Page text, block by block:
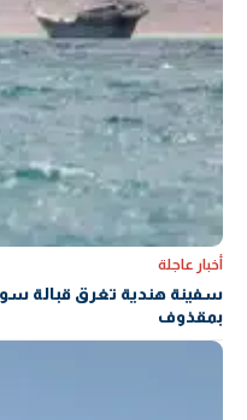
أخبار عاجلة
سفينة هندية تغرق قبالة
بمقذوف